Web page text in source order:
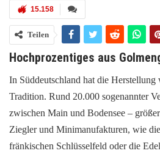
15.158
Teilen
Hochprozentiges aus
In Süddeutschland hat die
Tradition. Rund 20.000 sogenannter
zwischen Main und Bodensee –
Ziegler und Minimanufakturen, wie
fränkischen Schlüsselfeld oder die